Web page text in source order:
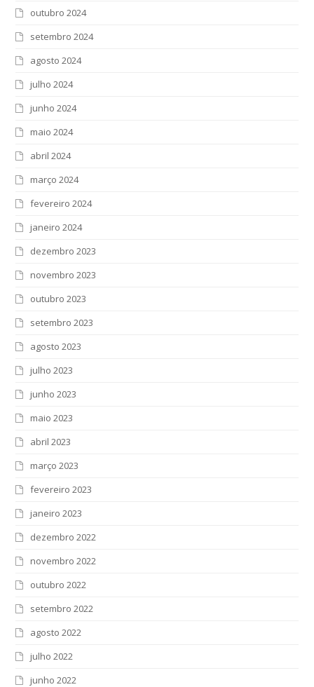
outubro 2024
setembro 2024
agosto 2024
julho 2024
junho 2024
maio 2024
abril 2024
março 2024
fevereiro 2024
janeiro 2024
dezembro 2023
novembro 2023
outubro 2023
setembro 2023
agosto 2023
julho 2023
junho 2023
maio 2023
abril 2023
março 2023
fevereiro 2023
janeiro 2023
dezembro 2022
novembro 2022
outubro 2022
setembro 2022
agosto 2022
julho 2022
junho 2022